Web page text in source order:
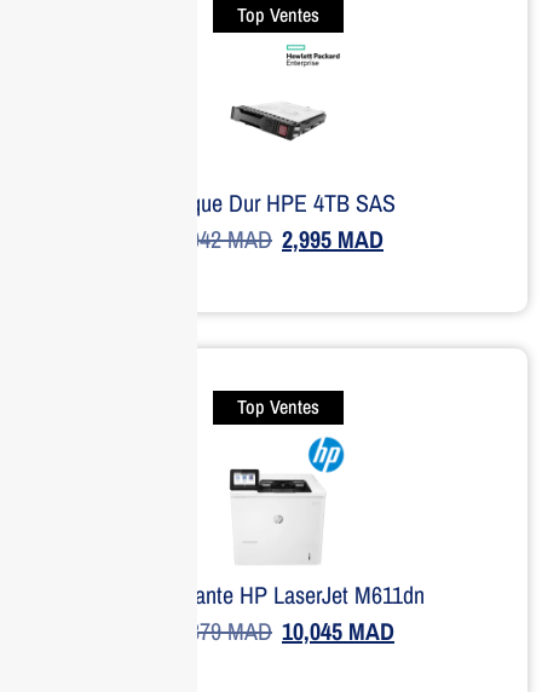
Top Ventes
Disque Dur HPE 4TB SAS
4,042MAD 2,995 MAD
Top Ventes
Imprimante HP LaserJet M611dn
13,379MAD 10,045 MAD